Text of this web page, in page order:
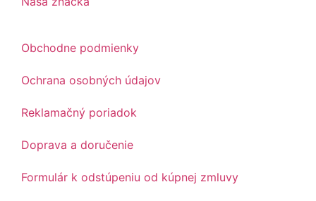
Obchodne podmienky
Ochrana osobných údajov
Reklamačný poriadok
Doprava a doručenie
Formulár k odstúpeniu od kúpnej zmluvy